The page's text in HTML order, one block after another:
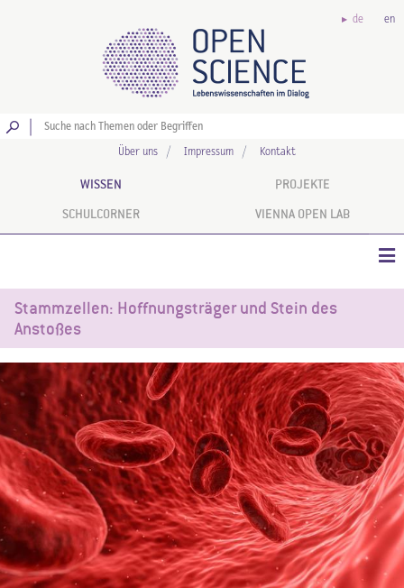
de en
Über uns Impressum Kontakt
WISSEN PROJEKTE
SCHULCORNER VIENNA OPEN LAB
Stammzellen: Hoffnungsträger und Stein des
Anstoßes